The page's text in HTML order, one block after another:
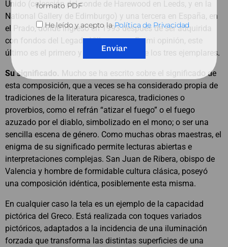
Unido (colección del conde de Harewood en Leeds, y en la
National Gallery de Edimburgo) y una tercera en España, en
el Prado, donde ingresó en 1993 después de ser adquirida
con fondos del Legado Villaescusa. En mi opinión, este
último es el primero y más elaborado de los tres ejemplares.
Su significado. Mucho se ha escrito sobre el significado de
esta composición, que a veces se ha considerado propia de
tradiciones de la literatura picaresca, tradiciones o
proverbios, como el refrán “atizar el fuego” o el fuego
azuzado por el diablo, simbolizado en el mono; o ser una
sencilla escena de género. Como muchas obras maestras, el
enigma de su significado permite lecturas abiertas e
interpretaciones complejas. San Juan de Ribera, obispo de
Valencia y hombre de formidable cultura clásica, poseyó
una composición idéntica, posiblemente esta misma.
En cualquier caso la tela es un ejemplo de la capacidad
pictórica del Greco. Está realizada con toques variados
pictóricos, adaptados a la incidencia de una iluminación
forzada que transforma las distintas superficies de una
formato PDF
He leído y acepto laPolítica de Privacidad
Enviar